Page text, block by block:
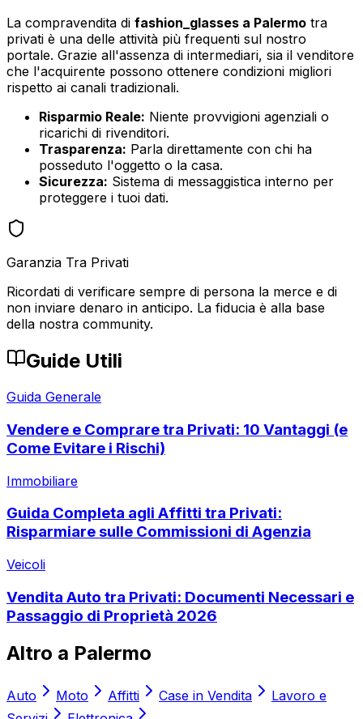
La compravendita di fashion_glasses a Palermo tra
privati è una delle attività più frequenti sul nostro
portale. Grazie all'assenza di intermediari, sia il venditore
che l'acquirente possono ottenere condizioni migliori
rispetto ai canali tradizionali.
Risparmio Reale: Niente provvigioni agenziali o
ricarichi di rivenditori.
Trasparenza: Parla direttamente con chi ha
posseduto l'oggetto o la casa.
Sicurezza: Sistema di messaggistica interno per
proteggere i tuoi dati.
Garanzia Tra Privati
Ricordati di verificare sempre di persona la merce e di
non inviare denaro in anticipo. La fiducia è alla base
della nostra community.
Guide Utili
Guida Generale
Vendere e Comprare tra Privati: 10 Vantaggi (e
Come Evitare i Rischi)
Immobiliare
Guida Completa agli Affitti tra Privati:
Risparmiare sulle Commissioni di Agenzia
Veicoli
Vendita Auto tra Privati: Documenti Necessari e
Passaggio di Proprietà 2026
Altro a Palermo
Auto Moto Affitti Case in Vendita
Lavoro e